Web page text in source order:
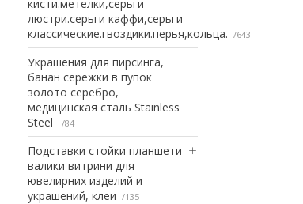
кисти.метелки,серьги
люстри.серьги каффи,серьги
классические.гвоздики.перья,кольца.
643
Украшения для пирсинга,
банан сережки в пупок
золото серебро,
медицинская сталь Stainless
Steel
84
Подставки стойки планшети
валики витрини для
ювелирних изделий и
украшений, клеи
135